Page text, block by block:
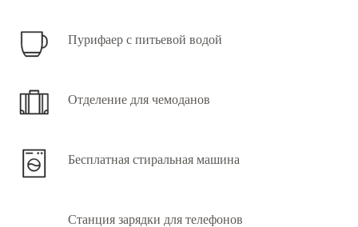
Пурифаер с питьевой водой
Отделение для чемоданов
Бесплатная стиральная машина
Станция зарядки для телефонов